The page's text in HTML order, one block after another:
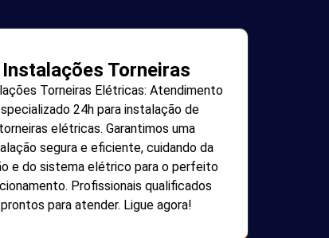
Instalações Torneiras
Torneiras Elétricas: Atendimento
24h para instalação de
torneiras elétricas. Garantimos uma
segura e eficiente, cuidando da
e do sistema elétrico para o perfeito
Profissionais qualificados
prontos para atender. Ligue agora!